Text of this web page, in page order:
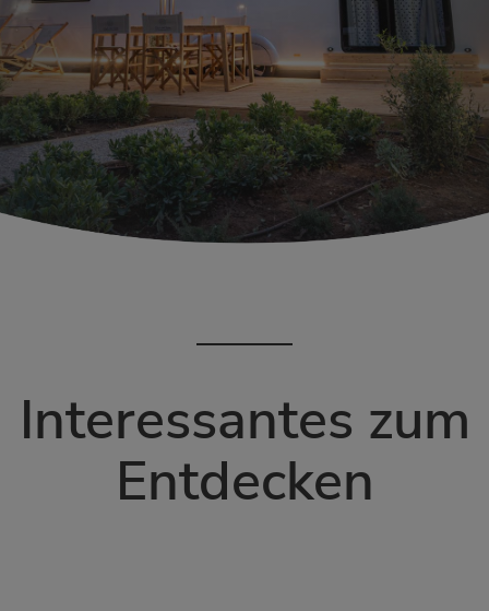
Interessantes zum
Entdecken